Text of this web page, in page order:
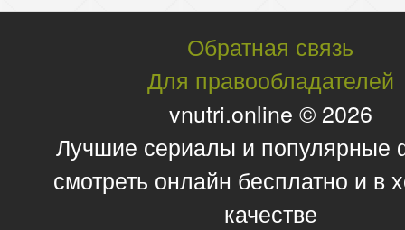
Обратная связь
Для правообладателей
vnutri.online © 2026
Лучшие сериалы и
смотреть онлайн бесплатно и в
качестве